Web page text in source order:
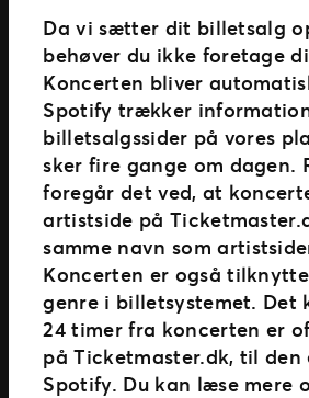
Da vi sætter dit billetsalg
behøver du ikke foretage
Koncerten bliver
Spotify trækker
billetsalgssider på vores
sker fire gange om dagen.
foregår det ved, at
artistside på
samme navn som
Koncerten er også
genre i billetsystemet. Det
24 timer fra koncerten er
på Ticketmaster.dk, til den
Spotify. Du kan læse mere